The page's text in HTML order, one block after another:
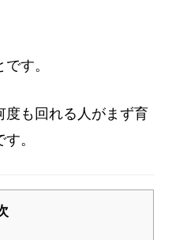
す。
度も回れる人がまず育
。